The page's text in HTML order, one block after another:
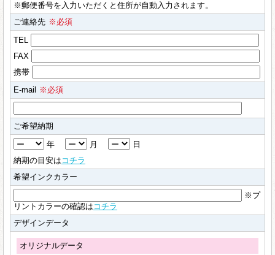
※郵便番号を入力いただくと住所が自動入力されます。
ご連絡先 ※必須
TEL
FAX
携帯
E-mail
※必須
ご希望納期
年
月
日
納期の目安は コチラ
希望インクカラー
※プ
リントカラーの確認は コチラ
デザインデータ
オリジナルデータ